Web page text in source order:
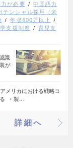
力が必要
中国語力
テンシャル採用（未
年収600万以上
支援制度
育児支
識
が
メリカにおける戦略コ
・製…
詳細へ